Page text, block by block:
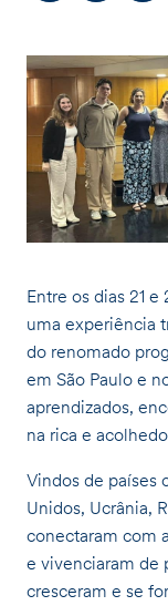
Entre os dias 21
uma experiência
do renomado
em São Paulo e
aprendizados,
na rica e
Vindos de países
Unidos, Ucrânia,
conectaram com
e vivenciaram de
cresceram e se